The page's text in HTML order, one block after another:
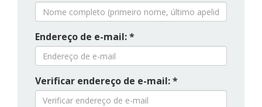
Endereço de e-mail: *
Verificar endereço de e-mail: *